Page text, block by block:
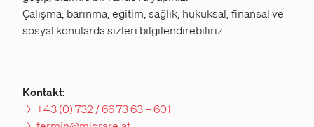
Çalışma, barınma, eğitim, sağlık, hukuksal, finansal ve
sosyal konularda sizleri bilgilendirebiliriz.
Kontakt:
+43 (0) 732 / 66 73 63 – 601